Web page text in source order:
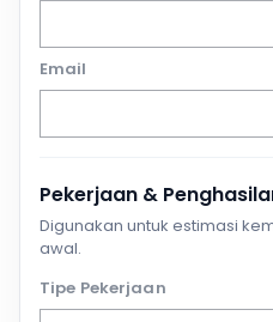
Email
Pekerjaan &
Digunakan untuk estimasi
awal.
Tipe Pekerjaan